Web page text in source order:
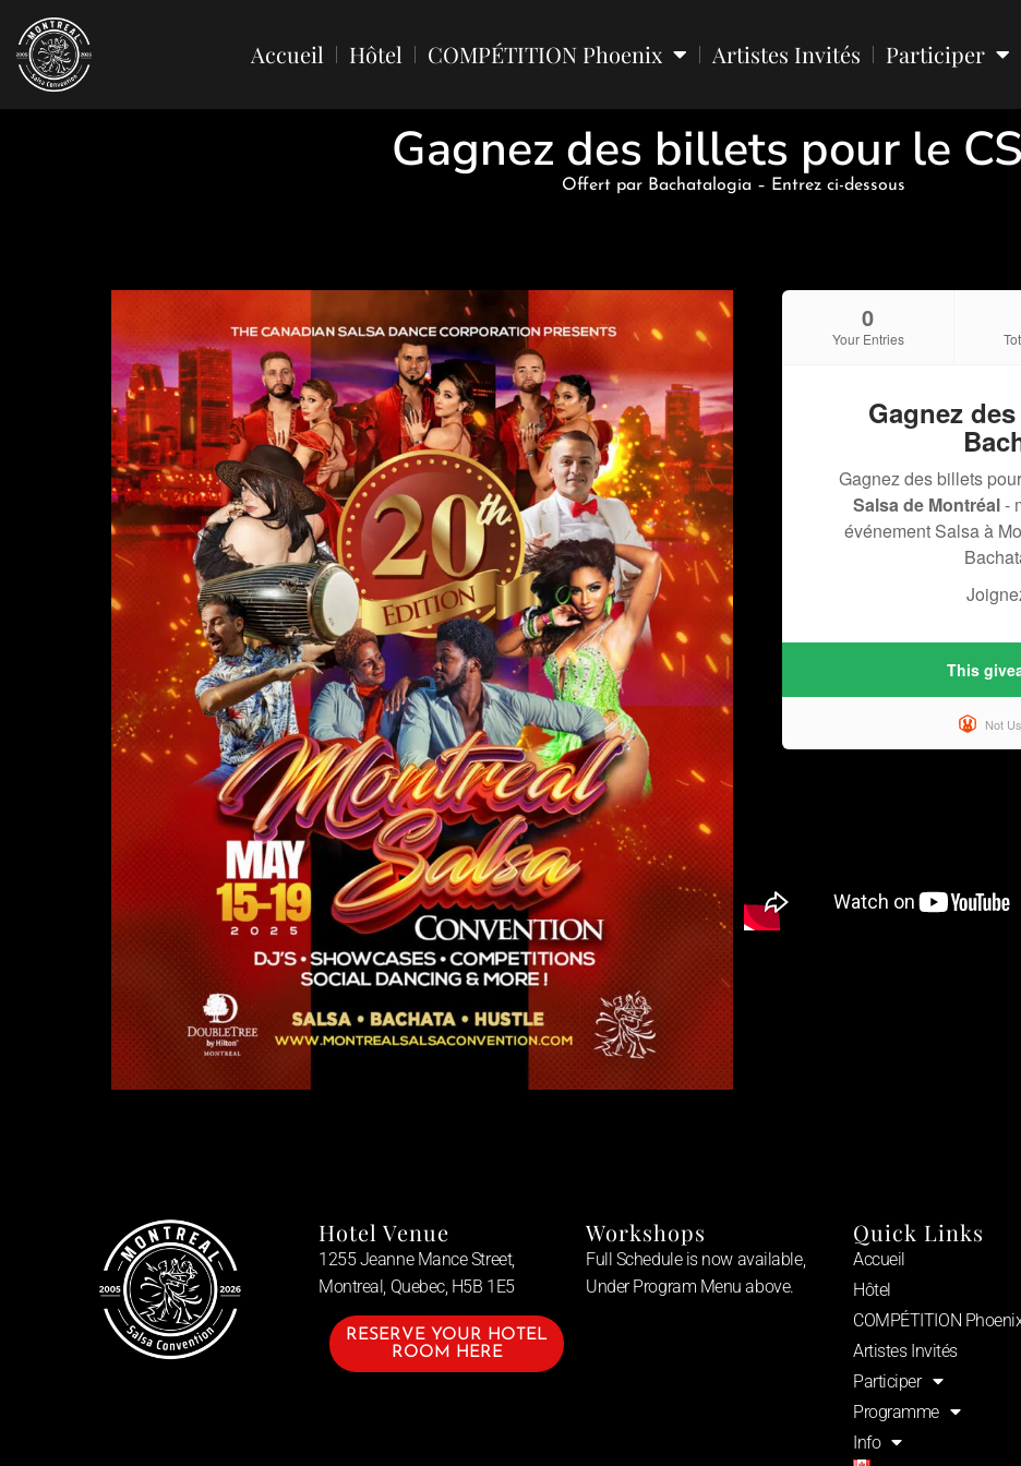
Accueil Hôtel COMPÉTITION Phoenix Artistes Invités Participer
Gagnez des billets pour le
Offert par Bachatalogia – Entrez ci-dessous
Hotel Venue
1255 Jeanne Mance Street,
Montreal, Quebec, H5B 1E5
RESERVE YOUR HOTEL
ROOM HERE
Workshops
Full Schedule is now available,
Under Program Menu above.
Quick Links
Accueil
Hôtel
COMPÉTITION
Artistes Invités
Participer
Programme
Info